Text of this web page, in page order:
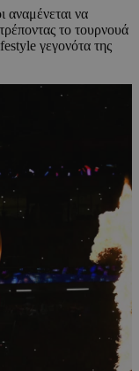
αναμένεται να
το τουρνουά
γεγονότα της